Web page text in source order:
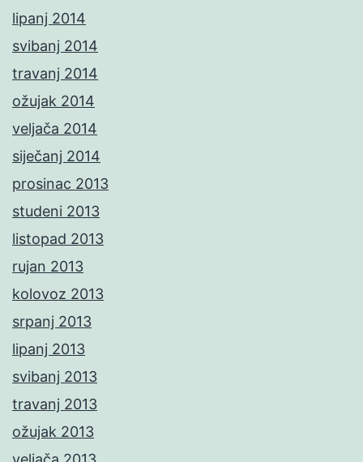
lipanj 2014
svibanj 2014
travanj 2014
ožujak 2014
veljača 2014
siječanj 2014
prosinac 2013
studeni 2013
listopad 2013
rujan 2013
kolovoz 2013
srpanj 2013
lipanj 2013
svibanj 2013
travanj 2013
ožujak 2013